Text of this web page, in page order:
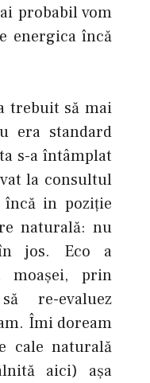
probabil vom
energica încă
trebuit să mai
era standard
s-a întâmplat
la consultul
in poziție
naturală: nu
jos. Eco a
moașei, prin
re-evaluez
Îmi doream
cale naturală
aici) așa